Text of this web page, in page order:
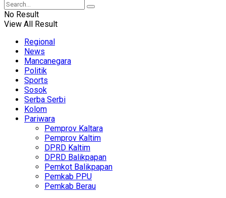
No Result
View All Result
Regional
News
Mancanegara
Politik
Sports
Sosok
Serba Serbi
Kolom
Pariwara
Pemprov Kaltara
Pemprov Kaltim
DPRD Kaltim
DPRD Balikpapan
Pemkot Balikpapan
Pemkab PPU
Pemkab Berau